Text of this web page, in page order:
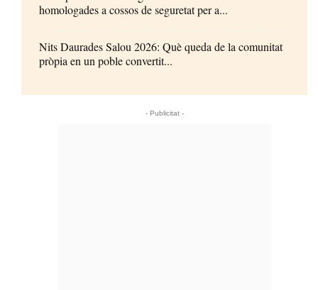
homologades a cossos de seguretat per a...
Nits Daurades Salou 2026: Què queda de la comunitat
pròpia en un poble convertit...
- Publicitat -